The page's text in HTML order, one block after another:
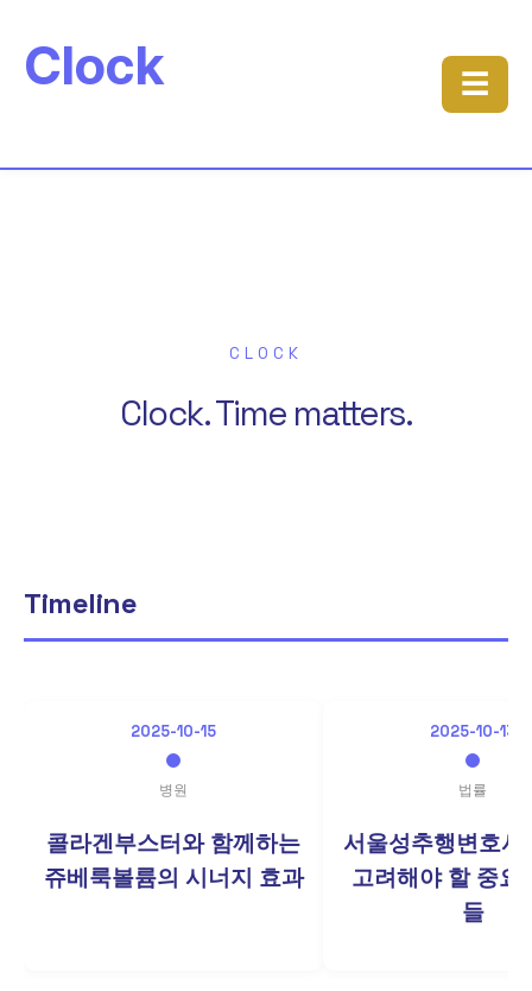
Clock ☰
CLOCK
Clock. Time matters.
Timeline
2025-10-15
병원
콜라겐부스터와 함께하는
쥬베룩볼륨의 시너지 효과
2025-10-13
법률
서울성추행변호사
고려해야 할 중요
들